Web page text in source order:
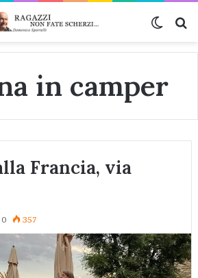
in camper
Francia, via
0 357